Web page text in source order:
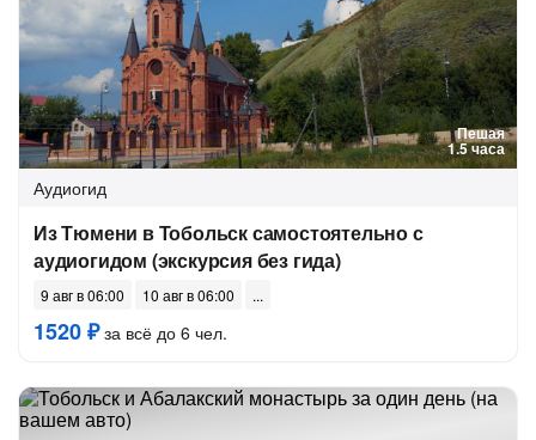
Пешая
1.5 часа
Аудиогид
Из Тюмени в Тобольск самостоятельно с
аудиогидом (экскурсия без гида)
9 авг в 06:00 10 авг в 06:00
1520 ₽за всё до 6 чел.